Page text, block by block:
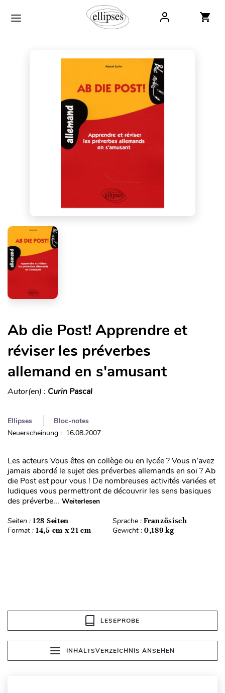
Ab die Post! Apprendre et
réviser les préverbes
allemand en s'amusant
Autor(en) : Curin Pascal
Ellipses
Bloc-notes
Neuerscheinung : 16.08.2007
Les acteurs Vous êtes en collège ou en lycée ? Vous n’avez
jamais abordé le sujet des préverbes allemands en soi ? Ab
die Post est pour vous ! De nombreuses activités variées et
ludiques vous permettront de découvrir les sens basiques
des préverbe... Weiterlesen
Seiten : 128 Seiten Sprache : Französisch
Format : 14,5 cm x 21 cm Gewicht : 0,189 kg
LESEPROBE
INHALTSVERZEICHNIS ANSEHEN